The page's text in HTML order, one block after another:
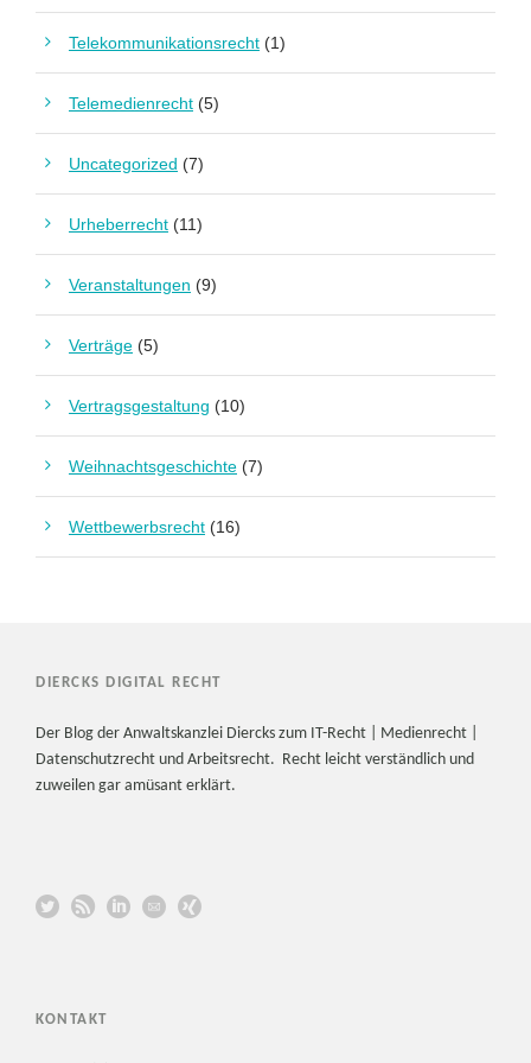
Telekommunikationsrecht (1)
Telemedienrecht (5)
Uncategorized (7)
Urheberrecht (11)
Veranstaltungen (9)
Verträge (5)
Vertragsgestaltung (10)
Weihnachtsgeschichte (7)
Wettbewerbsrecht (16)
DIERCKS DIGITAL RECHT
Der Blog der Anwaltskanzlei Diercks zum IT-Recht | Medienrecht |
Datenschutzrecht und Arbeitsrecht. Recht leicht verständlich und
zuweilen gar amüsant erklärt.
KONTAKT